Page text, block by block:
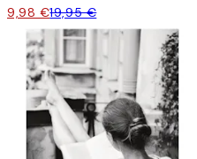
9,98 €19,95 €